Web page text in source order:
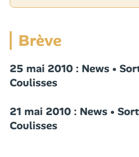
Brève
25 mai 2010 : News •
Coulisses
21 mai 2010 : News •
Coulisses